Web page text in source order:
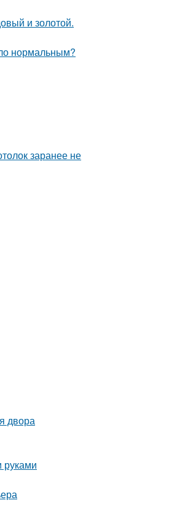
и золотой.
нормальным?
заранее не
двора
руками